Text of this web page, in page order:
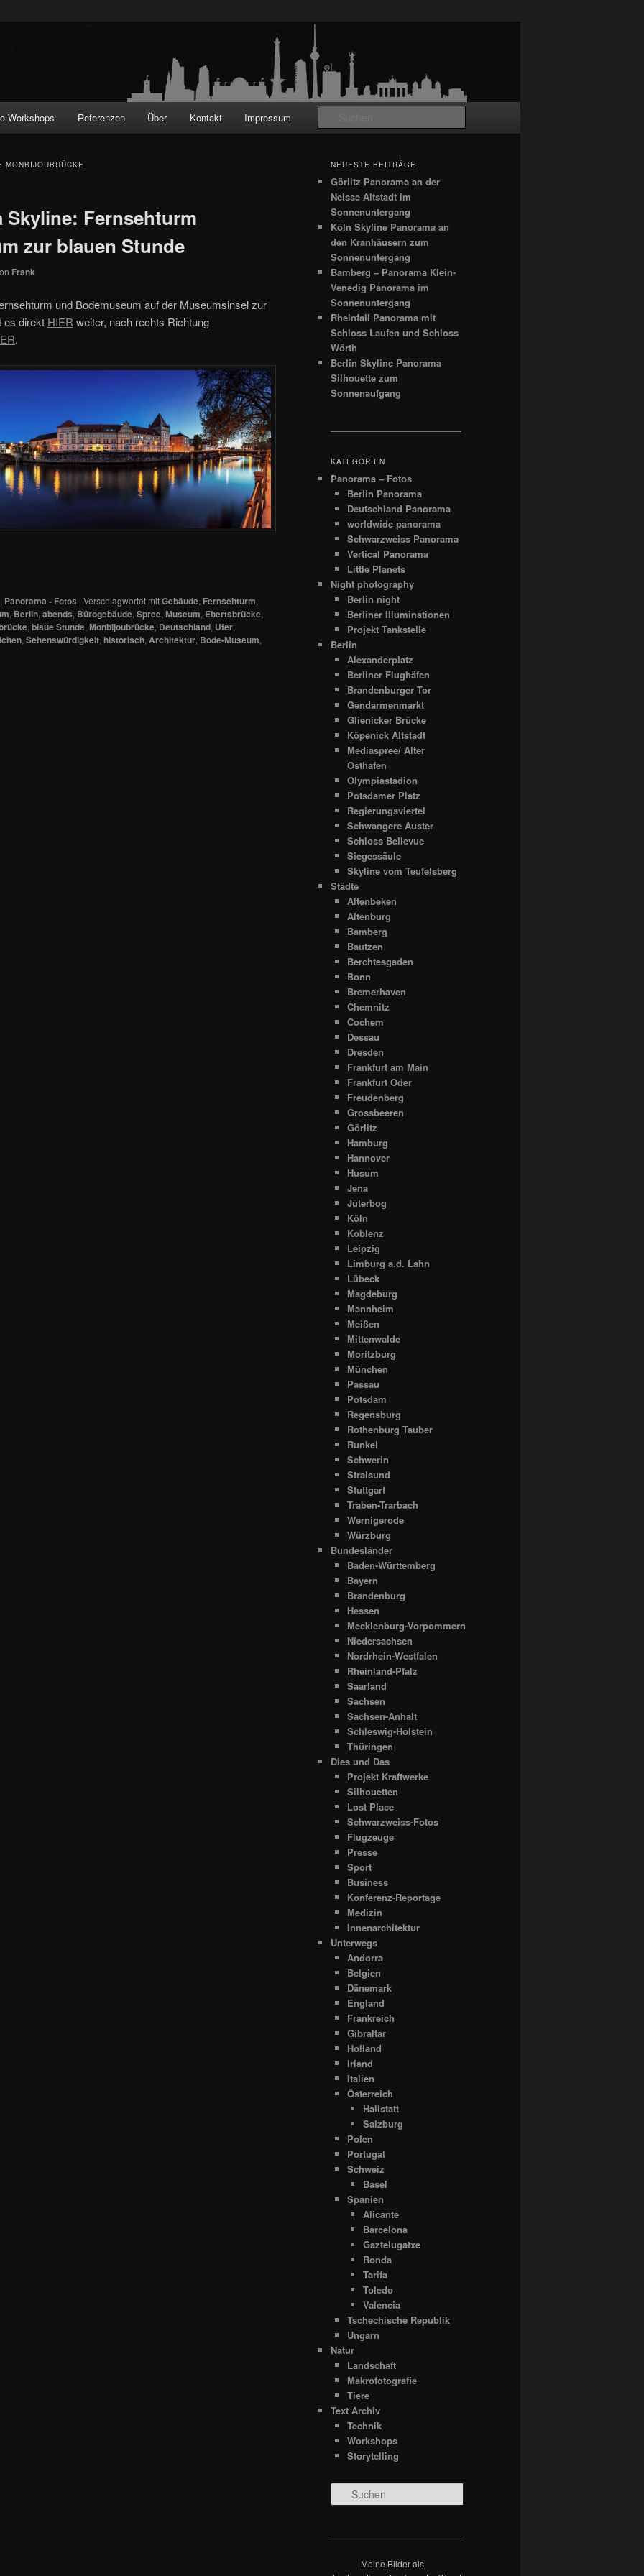
Workshops Referenzen Über Kontakt Impressum
MONBIJOUBRÜCKE
Skyline: Fernsehturm
zur blauen Stunde
Frank
und Bodemuseum auf der Museumsinsel zur
es direkt HIER weiter, nach rechts Richtung
.
, Panorama - Fotos | Verschlagwortet mitGebäude, Fernsehturm,
, Berlin, abends, Bürogebäude, Spree, Museum, Ebertsbrücke,
, blaue Stunde, Monbijoubrücke, Deutschland, Ufer,
, Sehenswürdigkeit, historisch, Architektur, Bode-Museum,
NEUESTE BEITRÄGE
Görlitz Panorama an der
Neisse Altstadt im
Sonnenuntergang
Köln Skyline Panorama an
den Kranhäusern zum
Sonnenuntergang
Bamberg – Panorama Klein-
Venedig Panorama im
Sonnenuntergang
Rheinfall Panorama mit
Schloss Laufen und Schloss
Wörth
Berlin Skyline Panorama
Silhouette zum
Sonnenaufgang
KATEGORIEN
Panorama – Fotos
Berlin Panorama
Deutschland Panorama
worldwide panorama
Schwarzweiss Panorama
Vertical Panorama
Little Planets
Night photography
Berlin night
Berliner Illuminationen
Projekt Tankstelle
Berlin
Alexanderplatz
Berliner Flughäfen
Brandenburger Tor
Gendarmenmarkt
Glienicker Brücke
Köpenick Altstadt
Mediaspree/ Alter
Osthafen
Olympiastadion
Potsdamer Platz
Regierungsviertel
Schwangere Auster
Schloss Bellevue
Siegessäule
Skyline vom Teufelsberg
Städte
Altenbeken
Altenburg
Bamberg
Bautzen
Berchtesgaden
Bonn
Bremerhaven
Chemnitz
Cochem
Dessau
Dresden
Frankfurt am Main
Frankfurt Oder
Freudenberg
Grossbeeren
Görlitz
Hamburg
Hannover
Husum
Jena
Jüterbog
Köln
Koblenz
Leipzig
Limburg a.d. Lahn
Lübeck
Magdeburg
Mannheim
Meißen
Mittenwalde
Moritzburg
München
Passau
Potsdam
Regensburg
Rothenburg Tauber
Runkel
Schwerin
Stralsund
Stuttgart
Traben-Trarbach
Wernigerode
Würzburg
Bundesländer
Baden-Württemberg
Bayern
Brandenburg
Hessen
Mecklenburg-Vorpommern
Niedersachsen
Nordrhein-Westfalen
Rheinland-Pfalz
Saarland
Sachsen
Sachsen-Anhalt
Schleswig-Holstein
Thüringen
Dies und Das
Projekt Kraftwerke
Silhouetten
Lost Place
Schwarzweiss-Fotos
Flugzeuge
Presse
Sport
Business
Konferenz-Reportage
Medizin
Innenarchitektur
Unterwegs
Andorra
Belgien
Dänemark
England
Frankreich
Gibraltar
Holland
Irland
Italien
Österreich
Hallstatt
Salzburg
Polen
Portugal
Schweiz
Basel
Spanien
Alicante
Barcelona
Gaztelugatxe
Ronda
Tarifa
Toledo
Valencia
Tschechische Republik
Ungarn
Natur
Landschaft
Makrofotografie
Tiere
Text Archiv
Technik
Workshops
Storytelling
u
Meine Bilder als